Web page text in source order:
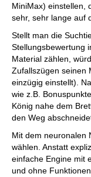
MiniMax) einstellen,
sehr, sehr lange auf
Stellt man die
Stellungsbewertung
Material zählen,
Zufallszügen seinen
einzügig einstellt).
wie z.B.
König nahe dem
den Weg
Mit dem neuronalen
wählen. Anstatt
einfache Engine mit
und ohne